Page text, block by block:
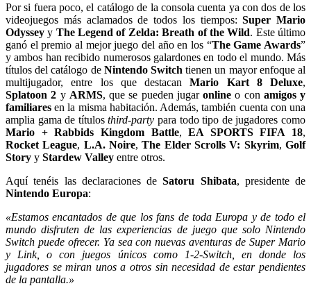
Por si fuera poco, el catálogo de la consola cuenta ya con dos de los
videojuegos más aclamados de todos los tiempos:Super Mario
Odyssey y The Legend of Zelda: Breath of the Wild. Este último
ganó el premio al mejor juego del año en los “The Game Awards”
y ambos han recibido numerosos galardones en todo el mundo. Más
títulos del catálogo de Nintendo Switch tienen un mayor enfoque al
multijugador, entre los que destacanMario Kart 8 Deluxe,
Splatoon 2 y ARMS, que se pueden jugar online o con amigos y
familiares en la misma habitación. Además, también cuenta con una
amplia gama de títulosthird-party para todo tipo de jugadores como
Mario + Rabbids Kingdom Battle,EA SPORTS FIFA 18,
Rocket League, L.A. Noire,The Elder Scrolls V: Skyrim,Golf
Story y Stardew Valley entre otros.
Aquí tenéis las declaraciones deSatoru Shibata, presidente de
Nintendo Europa:
«Estamos encantados de que los fans de toda Europa y de todo el
mundo disfruten de las experiencias de juego que solo Nintendo
Switch puede ofrecer. Ya sea con nuevas aventuras de Super Mario
y Link, o con juegos únicos como 1-2-Switch, en donde los
jugadores se miran unos a otros sin necesidad de estar pendientes
de la pantalla.»